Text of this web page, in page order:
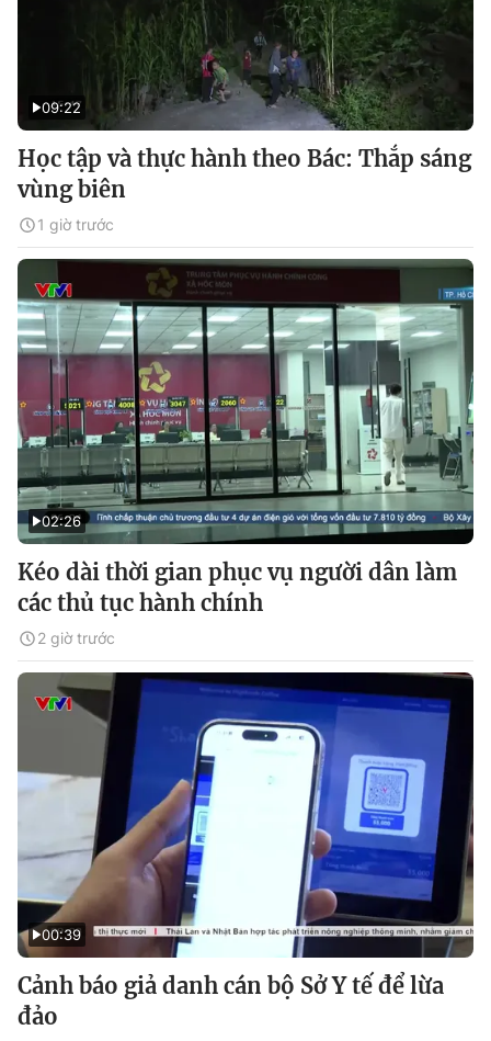
09:22
Học tập và thực hành theo Bác: Thắp sáng
vùng biên
1 giờ trước
02:26
Kéo dài thời gian phục vụ người dân làm
các thủ tục hành chính
2 giờ trước
00:39
Cảnh báo giả danh cán bộ Sở Y tế để lừa
đảo